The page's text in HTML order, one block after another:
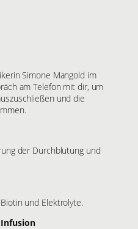
Simone Mangold im
am Telefon mit dir, um
und die
der Durchblutung und
und Elektrolyte.